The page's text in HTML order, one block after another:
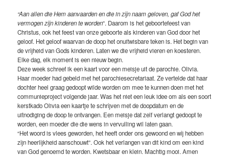
“Aan allen die Hem aanvaarden en die in zijn naam geloven, gaf God het
vermogen zijn kinderen te worden”. Daarom is het geboortefeest van
Christus, ook het feest van onze geboorte als kinderen van God door het
geloof. Het geloof waarvan de doop het onuitwisbare teken is. Het begin van
de vrijheid van Gods kinderen. Laten we die vrijheid vieren en koesteren.
Elke dag, elk moment is een nieuw begin.
Deze week schreef ik een kaart voor een meisje uit de parochie. Olivia.
Haar moeder had gebeld met het parochiesecretariaat. Ze vertelde dat haar
dochter heel graag gedoopt wilde worden om mee te kunnen doen met het
communieproject volgende jaar. Was het niet een leuk idee om als een soort
kerstkado Olivia een kaartje te schrijven met de doopdatum en de
uitnodiging de doop te ontvangen. Een meisje dat zelf verlangt gedoopt te
worden, een moeder die die wens in vervulling wil laten gaan.
“Het woord is vlees geworden, het heeft onder ons gewoond en wij hebben
zijn heerlijkheid aanschouwt”. Ook het verlangen van dit kind om een kind
van God genoemd te worden. Kwetsbaar en klein. Machtig mooi. Amen